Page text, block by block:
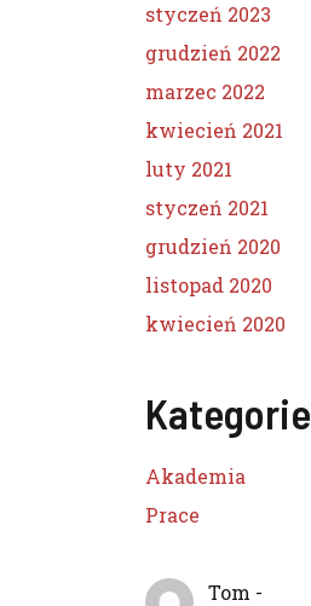
styczeń 2023
grudzień 2022
marzec 2022
kwiecień 2021
luty 2021
styczeń 2021
grudzień 2020
listopad 2020
kwiecień 2020
Kategorie
Akademia
Prace
Tom -